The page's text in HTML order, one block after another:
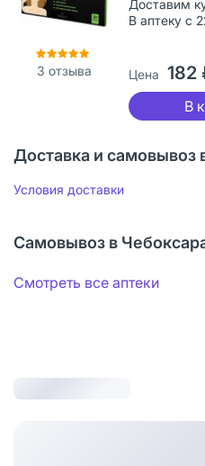
3 отзыва
Доставим
В аптеку с
Цена 182
В
Доставка и самовывоз
Условия доставки
Самовывоз в
Смотреть все аптеки